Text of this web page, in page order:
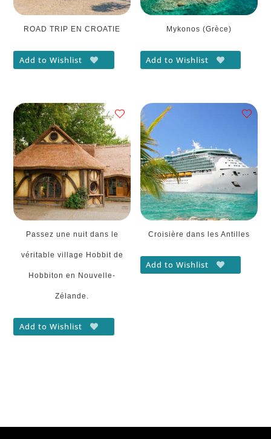
ROAD TRIP EN CROATIE
Add to Wishlist
Mykonos (Grèce)
Add to Wishlist
Passez une nuit dans le
véritable village Hobbit de
Hobbiton en Nouvelle-
Zélande.
Add to Wishlist
Croisière dans les Antilles
Add to Wishlist